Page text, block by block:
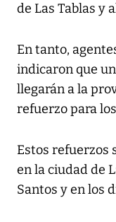
de Las Tablas y
En tanto,
indicaron que
llegarán a la
refuerzo para
Estos refuerzos
en la ciudad de
Santos y en los